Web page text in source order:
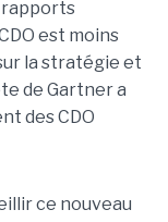
rapports
est moins
la stratégie et
de Gartner a
des CDO
ce nouveau